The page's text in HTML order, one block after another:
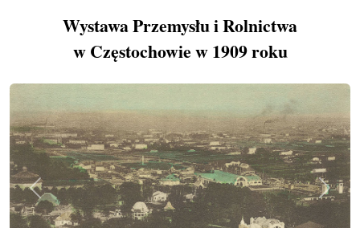
Wystawa Przemysłu i Rolnictwa
w Częstochowie w 1909 roku
Previous Next